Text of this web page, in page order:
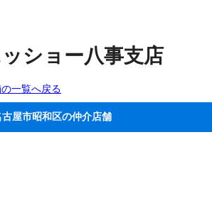
ショー八事支店
の一覧へ戻る
古屋市昭和区の仲介店舗